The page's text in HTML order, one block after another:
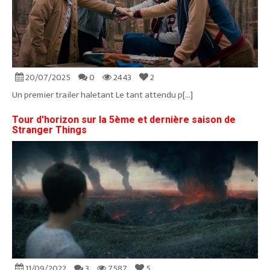
20/07/2025 0 2443
2
Un premier trailer haletant Le tant attendu p[...]
Tour d'horizon sur la 5ème et dernière saison de
Stranger Things